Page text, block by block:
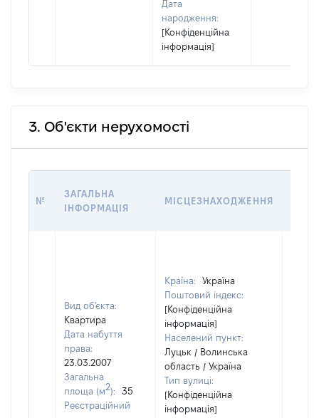
Дата
народження:
[Конфіденційна
інформація]
3. Об'єкти нерухомості
№
ЗАГАЛЬНА
ІНФОРМАЦІЯ
МІСЦЕЗНАХОДЖЕННЯ
Вид об'єкта:
Квартира
Дата набуття
права:
23.03.2007
Загальна
площа (м2):
35
Реєстраційний
Країна:
Україна
Поштовий індекс:
[Конфіденційна
інформація]
Населений пункт:
Луцьк / Волинська
область / Україна
Тип вулиці:
[Конфіденційна
інформація]